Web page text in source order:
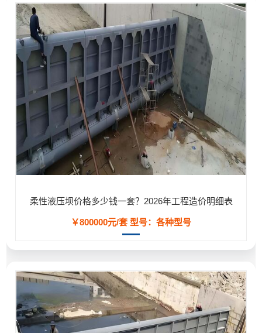
柔性液压坝价格多少钱一套？2026年工程造价明细表
￥800000元/套型号：各种型号